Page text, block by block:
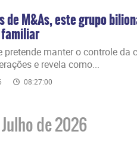
de M&As, este grupo
pretende manter o controle da
e revela como...
08:27:00
de 2026